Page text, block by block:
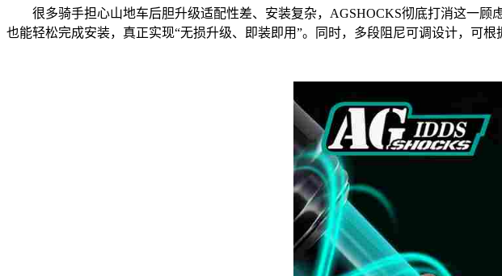
很多骑手担心山地车后胆升级适配性差、安装复杂，AGSHOCKS彻底打消这一顾
也能轻松完成安装，真正实现“无损升级、即装即用”。同时，多段阻尼可调设计，可